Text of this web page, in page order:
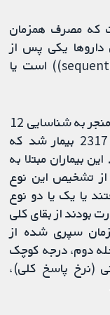
که مصرف همزمان
داروها یکی پس از
دیگری (درمان متوالی (sequential treatment)) است یا
جست‌وجو در منابع علمی در اکتبر 2013 منجر به شناسایی 12
مطالعه تصادفی‌سازی و کنترل شده با 2317 بیمار شد که
بیماران مبتلا به
تشخیص این نوع
یا یک یا دو نوع
بودند از بقای کلی
سپری شده از
دوم، درجه کوچک
(نرخ پاسخ کلی)،